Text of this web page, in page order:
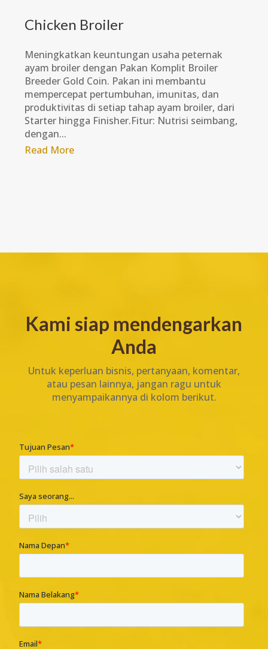
Chicken Broiler
Meningkatkan keuntungan usaha peternak
ayam broiler dengan Pakan Komplit Broiler
Breeder Gold Coin. Pakan ini membantu
mempercepat pertumbuhan, imunitas, dan
produktivitas di setiap tahap ayam broiler, dari
Starter hingga Finisher.Fitur: Nutrisi seimbang,
dengan...
Read More
Kami siap mendengarkan
Anda
Untuk keperluan bisnis, pertanyaan, komentar,
atau pesan lainnya, jangan ragu untuk
menyampaikannya di kolom berikut.